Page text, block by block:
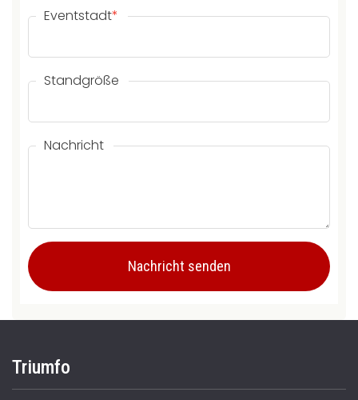
Eventstadt*
Standgröße
Nachricht
Triumfo